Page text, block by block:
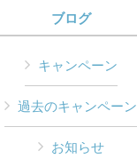
ブログ
キャンペーン
過去のキャンペーン
お知らせ